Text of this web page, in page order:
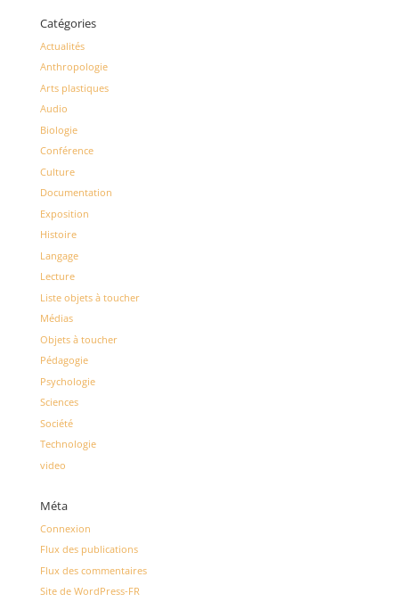
Catégories
Actualités
Anthropologie
Arts plastiques
Audio
Biologie
Conférence
Culture
Documentation
Exposition
Histoire
Langage
Lecture
Liste objets à toucher
Médias
Objets à toucher
Pédagogie
Psychologie
Sciences
Société
Technologie
video
Méta
Connexion
Flux des publications
Flux des commentaires
Site de WordPress-FR